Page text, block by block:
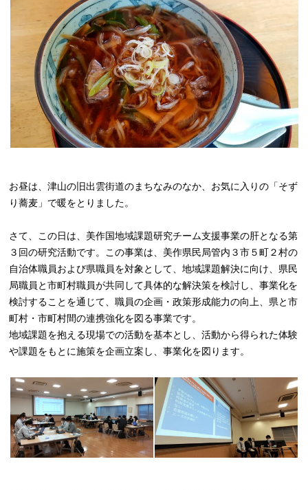
お昼は、津山の旧出雲街道のまちなみのなか、お気に入りの「そず
り蕎麦」で暖をとりました。
さて、この日は、美作国地域課題研究チーム支援事業の肝となる第
３回の研究活動です。この事業は、美作県民局管内３市５町２村の
自治体職員および県職員を対象として、地域課題解決に向け、県民
局職員と市町村職員が共同して具体的な解決策を検討し、事業化を
検討することを通じて、職員の企画・政策形成能力の向上、県と市
町村・市町村間の連携強化を図る事業です。
地域課題を抱える現場での活動を基本とし、活動から得られた体験
や課題をもとに施策を企画立案し、事業化を図ります。